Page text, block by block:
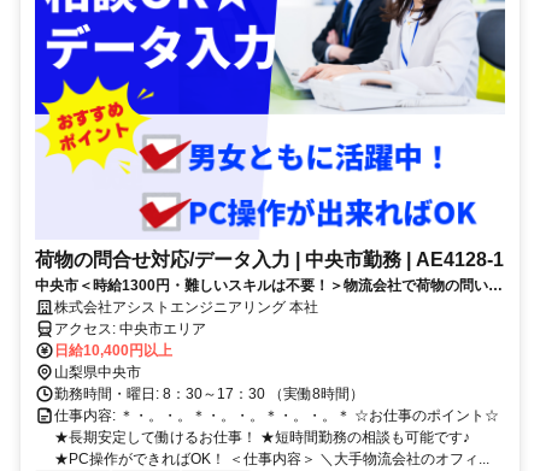
荷物の問合せ対応/データ入力 | 中央市勤務 | AE4128-1
中央市＜時給1300円・難しいスキルは不要！＞物流会社で荷物の問い合
わせ対応・データ入力
株式会社アシストエンジニアリング 本社
アクセス: 中央市エリア
日給10,400円以上
山梨県中央市
勤務時間・曜日: 8：30～17：30 （実働8時間）
仕事内容: ＊・。・。＊・。・。＊・。・。＊ ☆お仕事のポイント☆
★長期安定して働けるお仕事！ ★短時間勤務の相談も可能です♪
★PC操作ができればOK！ ＜仕事内容＞ ＼大手物流会社のオフィ...